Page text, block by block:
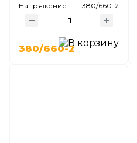
380/660-2
Напряжение 380/660-2